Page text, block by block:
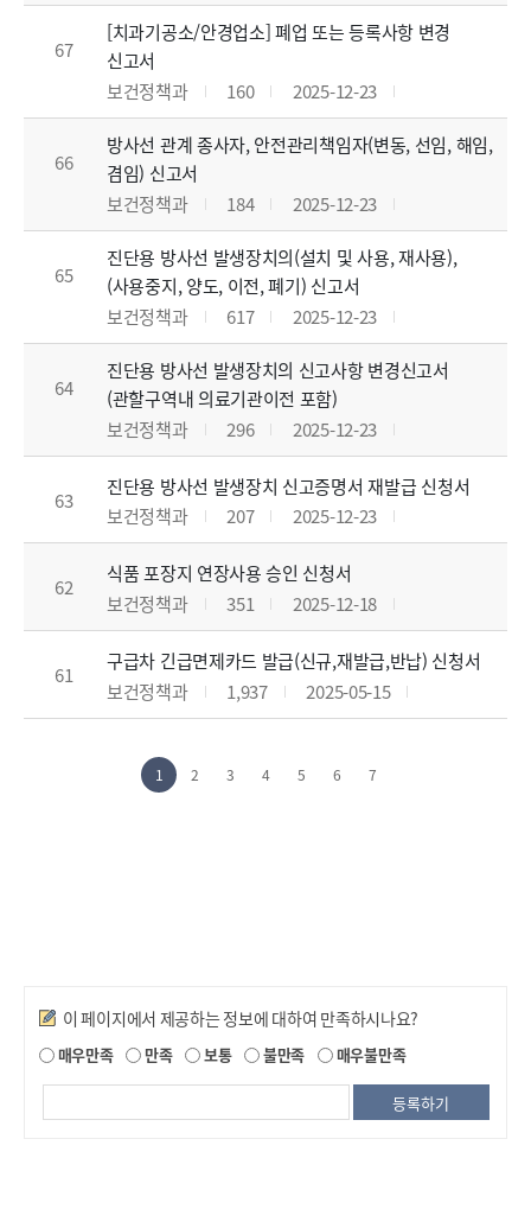
67
[치과기공소/안경업소] 폐업 또는 등록사항 변경
신고서
보건정책과
160 2025-12-23
66
방사선 관계 종사자, 안전관리책임자(변동, 선임, 해임,
겸임) 신고서
보건정책과
184 2025-12-23
65
진단용 방사선 발생장치의(설치 및 사용, 재사용),
(사용중지, 양도, 이전, 폐기) 신고서
보건정책과
617 2025-12-23
64
진단용 방사선 발생장치의 신고사항 변경신고서
(관할구역내 의료기관이전 포함)
보건정책과
296 2025-12-23
63
진단용 방사선 발생장치 신고증명서 재발급 신청서
보건정책과
207 2025-12-23
62
식품 포장지 연장사용 승인 신청서
보건정책과
351 2025-12-18
61
구급차 긴급면제카드 발급(신규,재발급,반납) 신청서
보건정책과
1,937 2025-05-15
1 2 3 4 5 6 7
만족도조사
이 페이지에서 제공하는 정보에 대하여 만족하시나요?
매우만족 만족 보통 불만족 매우불만족